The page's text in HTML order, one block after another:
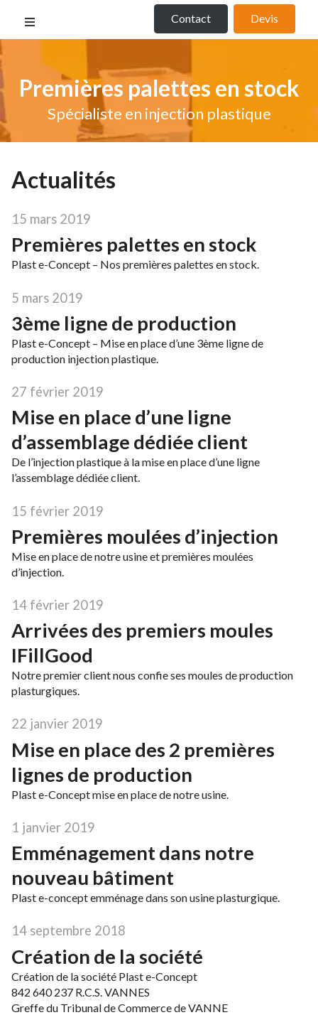
Contact Devis
Premières palettes en stock
Spécialiste en injection plastique
Actualités
15 mars 2019
Premières palettes en stock
Plast e-Concept – Nos premières palettes en stock.
5 mars 2019
3ème ligne de production
Plast e-Concept – Mise en place d’une 3ème ligne de
production injection plastique.
27 février 2019
Mise en place d’une ligne
d’assemblage dédiée client
De l’injection plastique à la mise en place d’une ligne
l’assemblage dédiée client.
15 février 2019
Premières moulées d’injection
Mise en place de notre usine et premières moulées
d’injection.
14 février 2019
Arrivées des premiers moules
IFillGood
Notre premier client nous confie ses moules de production
plasturgiques.
22 janvier 2019
Mise en place des 2 premières
lignes de production
Plast e-Concept mise en place de notre usine.
1 janvier 2019
Emménagement dans notre
nouveau bâtiment
Plast e-concept emménage dans son usine plasturgique.
14 septembre 2018
Création de la société
Création de la société Plast e-Concept
842 640 237 R.C.S. VANNES
Greffe du Tribunal de Commerce de VANNE